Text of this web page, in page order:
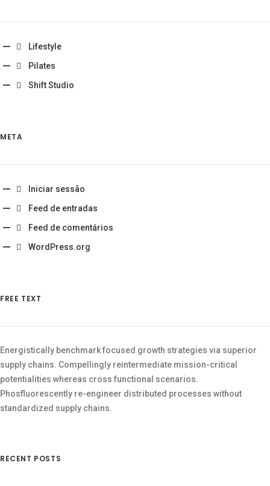
Lifestyle
Pilates
Shift Studio
META
Iniciar sessão
Feed de entradas
Feed de comentários
WordPress.org
FREE TEXT
Energistically benchmark focused growth strategies via superior
supply chains. Compellingly reintermediate mission-critical
potentialities whereas cross functional scenarios.
Phosfluorescently re-engineer distributed processes without
standardized supply chains.
RECENT POSTS